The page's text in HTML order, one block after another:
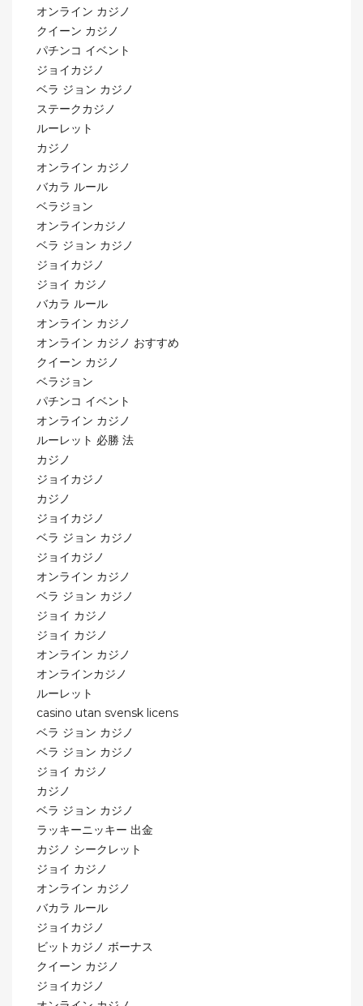
オンライン カジノ
クイーン カジノ
パチンコ イベント
ジョイカジノ
ベラ ジョン カジノ
ステークカジノ
ルーレット
カジノ
オンライン カジノ
バカラ ルール
ベラジョン
オンラインカジノ
ベラ ジョン カジノ
ジョイカジノ
ジョイ カジノ
バカラ ルール
オンライン カジノ
オンライン カジノ おすすめ
クイーン カジノ
ベラジョン
パチンコ イベント
オンライン カジノ
ルーレット 必勝 法
カジノ
ジョイカジノ
カジノ
ジョイカジノ
ベラ ジョン カジノ
ジョイカジノ
オンライン カジノ
ベラ ジョン カジノ
ジョイ カジノ
ジョイ カジノ
オンライン カジノ
オンラインカジノ
ルーレット
casino utan svensk licens
ベラ ジョン カジノ
ベラ ジョン カジノ
ジョイ カジノ
カジノ
ベラ ジョン カジノ
ラッキーニッキー 出金
カジノ シークレット
ジョイ カジノ
オンライン カジノ
バカラ ルール
ジョイカジノ
ビットカジノ ボーナス
クイーン カジノ
ジョイカジノ